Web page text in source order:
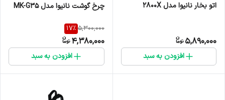
اتو بخار نانیوا مدل 2800X
5,890,000
افزودن به سبد
چرخ گوشت نانیوا مدل MK-G35
5,300,000
17%
4,380,000
افزودن به سبد